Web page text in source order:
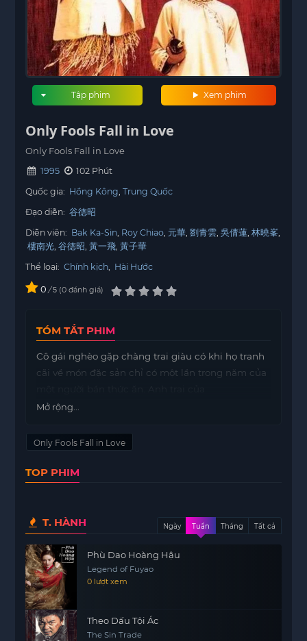
Xem phim
Tập phim
Only Fools Fall in Love
Only Fools Fall in Love
1995
102 Phút
Quốc gia: Hồng Kông Trung Quốc
Đạo diễn: 谷德昭
Diễn viên: Bak Ka-Sin Roy Chiao 元華 劉青雲 吳倩蓮 林曉峯
樓南光 谷德昭 黃一飛 黃子華
Thể loại: Chính kịch Hài Hước
0 / 5 0 đánh giá
TÓM TẮT PHIM
Cô gái nghèo gặp chàng trai giàu có khi họ tranh
cãi về món đặc sản chỉ có một lần trong năm của
motphims1.com
một cuộc tấn công ám sát. Cuộc tấn công không
xuống mức độ như một đứa trẻ ngốc nghếch và
thể tiếp tục giữ vị trí đứng đầu gia đình.
Mở rộng...
Only Fools Fall in Love
TOP PHIM
T. HÀNH Ngày Tuần Tháng Tất cả
Phù Dao Hoàng Hậu
Legend of Fuyao
0 lượt xem
Theo Dấu Tội Ác
The Sin Trade